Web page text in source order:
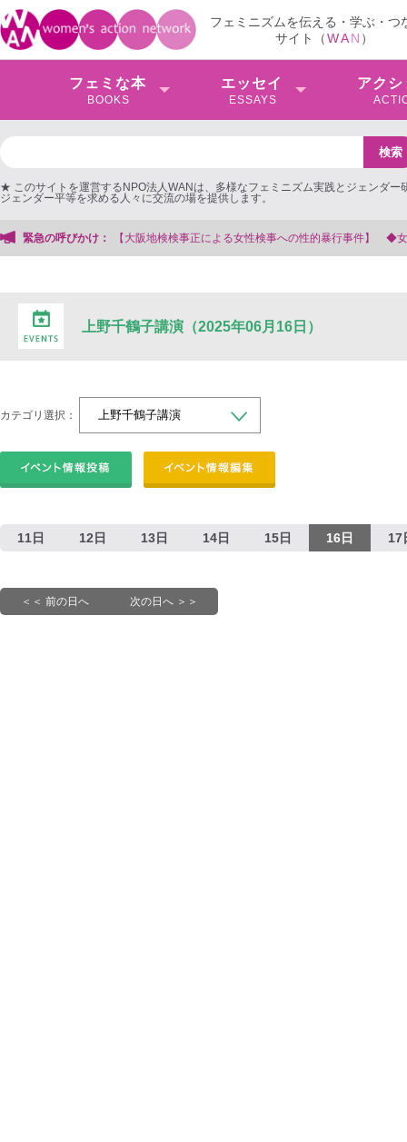
フェミニズムを伝える・学ぶ・つ
サイト（WAN ）
フェミな本
BOOKS
エッセイ
ESSAYS
アクシ
★ このサイトを運営するNPO法人WANは、多様なフェミニズム実践とジェンダー
ジェンダー平等を求める人々に交流の場を提供します。
緊急の呼びかけ：
地検検事正による女性検事への性的暴行事件】 ◆女性検事を支援する会事務局
上野千鶴子講演（2025年06月16日）
カテゴリ選択：
11日 12日 13日 14日 15日 16日 17
＜＜ 前の日へ 次の日へ ＞＞